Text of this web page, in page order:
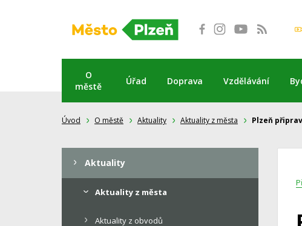
O
městě
Úřad Doprava Vzdělávání
Úvod O městě Aktuality Aktuality z města Plzeň
Aktuality
Aktuality z města
Aktuality z obvodů